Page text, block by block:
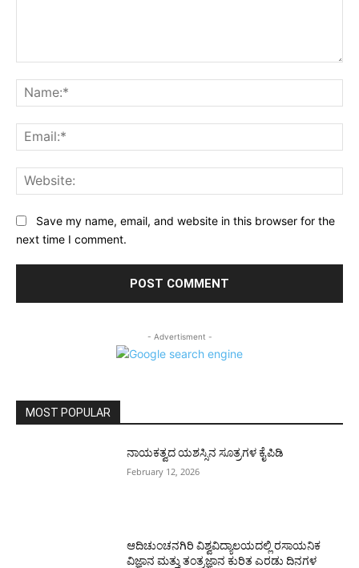
Save my name, email, and website in this browser for the
next time I comment.
- Advertisment -
MOST POPULAR
ನಾಯಕತ್ವದ ಯಶಸ್ಸಿನ ಸೂತ್ರಗಳ ಕೈಪಿಡಿ
February 12, 2026
ಆದಿಚುಂಚನಗಿರಿ ವಿಶ್ವವಿದ್ಯಾಲಯದಲ್ಲಿ ರಸಾಯನಿಕ
ವಿಜ್ಞಾನ ಮತ್ತು ತಂತ್ರಜ್ಞಾನ ಕುರಿತ ಎರಡು ದಿನಗಳ